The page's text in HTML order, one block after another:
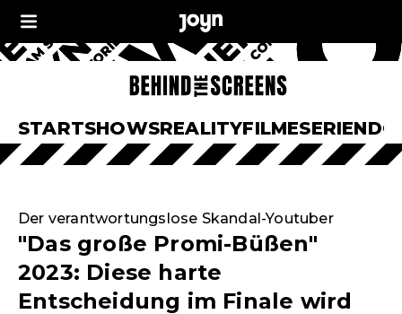
STARTSHOWSREALITYFILMESERIEN
Der verantwortungslose Skandal-Youtuber
"Das große Promi-Büßen"
2023: Diese harte
Entscheidung im Finale wird